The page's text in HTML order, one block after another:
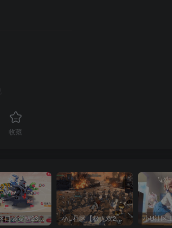
收藏
小U社区口袋觉醒23SS魔改版服务端横版卡牌手游+Linux手工服务端+GM授权后台+搭建视频 小U社区【极无双2完整版】3D动作ARPG手游+Linux学习手工端+GM授权后台+视频教程